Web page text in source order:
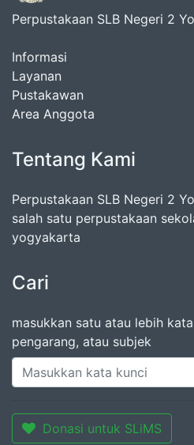
Perpustakaan SLB Negeri 2
Informasi
Layanan
Pustakawan
Area Anggota
Tentang Kami
Perpustakaan SLB Negeri 2
salah satu perpustakaan
yogyakarta
Cari
masukkan satu atau lebih
pengarang, atau subjek
Donasi untuk SLiMS